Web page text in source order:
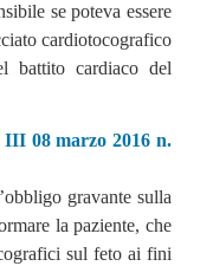
se poteva essere
cardiotocografico
battito cardiaco del
III 08 marzo 2016 n.
gravante sulla
la paziente, che
sul feto ai fini